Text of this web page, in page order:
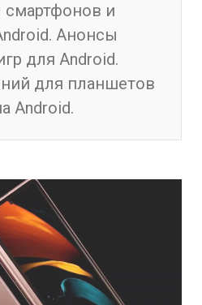
смартфонов и
Анонсы
для Android.
для планшетов
Android.